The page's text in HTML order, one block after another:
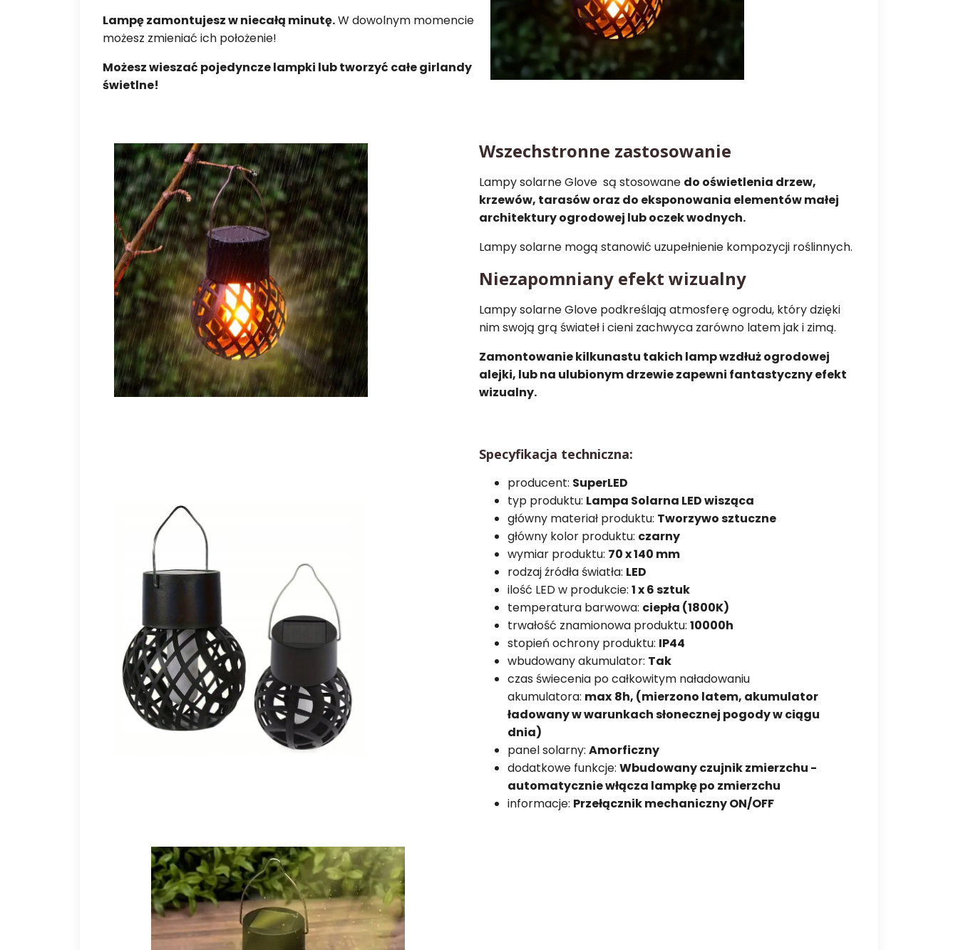
Lampę zamontujesz w niecałą minutę.W dowolnym momencie
możesz zmieniać ich położenie!
Możesz wieszać pojedyncze lampki lub tworzyć całe girlandy
świetlne!
Wszechstronne zastosowanie
Lampy solarne Glove są stosowane do oświetlenia drzew,
krzewów, tarasów oraz do eksponowania elementów małej
architektury ogrodowej lub oczek wodnych.
Lampy solarne mogą stanowić uzupełnienie kompozycji roślinnych.
Niezapomniany efekt wizualny
Lampy solarne Glove podkreślają atmosferę ogrodu, który dzięki
nim swoją grą świateł i cieni zachwyca zarówno latem jak i zimą.
Zamontowanie kilkunastu takich lamp wzdłuż ogrodowej
alejki, lub na ulubionym drzewie zapewni fantastyczny efekt
wizualny.
Specyfikacja techniczna:
producent: SuperLED
typ produktu: Lampa Solarna LED wisząca
główny materiał produktu: Tworzywo sztuczne
główny kolor produktu: czarny
wymiar produktu: 70 x 140 mm
rodzaj źródła światła: LED
ilość LED w produkcie: 1 x 6 sztuk
temperatura barwowa: ciepła (1800K)
trwałość znamionowa produktu: 10000h
stopień ochrony produktu: IP44
wbudowany akumulator: Tak
czas świecenia po całkowitym naładowaniu
akumulatora: max 8h, (mierzono latem, akumulator
ładowany w warunkach słonecznej pogody w ciągu
dnia)
panel solarny: Amorficzny
dodatkowe funkcje: Wbudowany czujnik zmierzchu -
automatycznie włącza lampkę po zmierzchu
informacje: Przełącznik mechaniczny ON/OFF